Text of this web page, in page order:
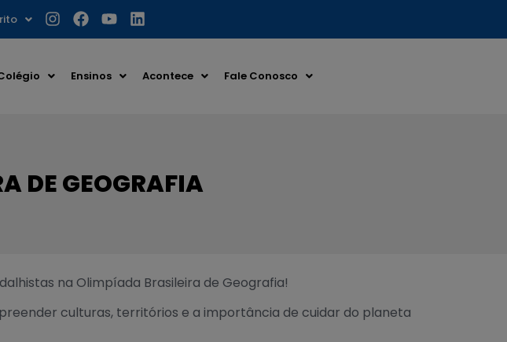
Ensinos Acontece Fale Conosco
DE GEOGRAFIA
na Olimpíada Brasileira de Geografia!
culturas, territórios e a importância de cuidar do planeta